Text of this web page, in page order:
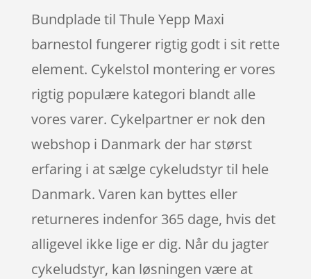
Bundplade til Thule Yepp Maxi
barnestol fungerer rigtig godt i sit rette
element. Cykelstol montering er vores
rigtig populære kategori blandt alle
vores varer. Cykelpartner er nok den
webshop i Danmark der har størst
erfaring i at sælge cykeludstyr til hele
Danmark. Varen kan byttes eller
returneres indenfor 365 dage, hvis det
alligevel ikke lige er dig. Når du jagter
cykeludstyr, kan løsningen være at